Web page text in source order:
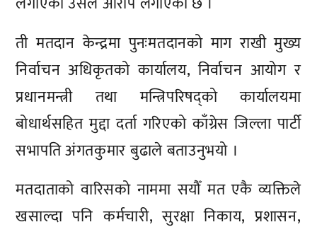
ती मतदान केन्द्रमा पुनःमतदानको माग राखी मुख्य
निर्वाचन अधिकृतको कार्यालय, निर्वाचन आयोग र
प्रधानमन्त्री तथा मन्त्रिपरिषद्को कार्यालयमा
बोधार्थसहित मुद्दा दर्ता गरिएको काँग्रेस जिल्ला पार्टी
सभापति अंगतकुमार बुढाले बताउनुभयो ।
मतदाताको वारिसको नाममा सयौँ मत एकै व्यक्तिले
खसाल्दा पनि कर्मचारी, सुरक्षा निकाय, प्रशासन,